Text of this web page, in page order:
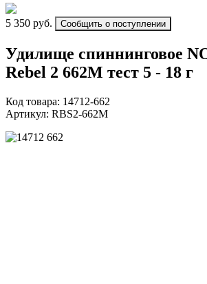
5 350 руб. Сообщить о поступлении
Удилище спиннинговое
Rebel 2 662M тест 5 - 18 г
Код товара: 14712-662
Артикул: RBS2-662M